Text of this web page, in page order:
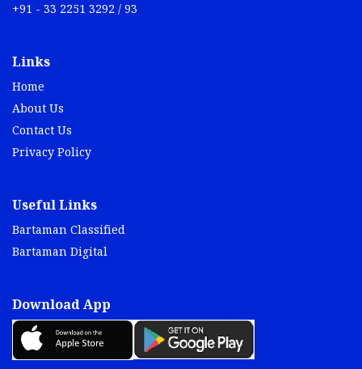
+91 - 33 2251 3292 / 93
Links
Home
About Us
Contact Us
Privacy Policy
Useful Links
Bartaman Classified
Bartaman Digital
Download App